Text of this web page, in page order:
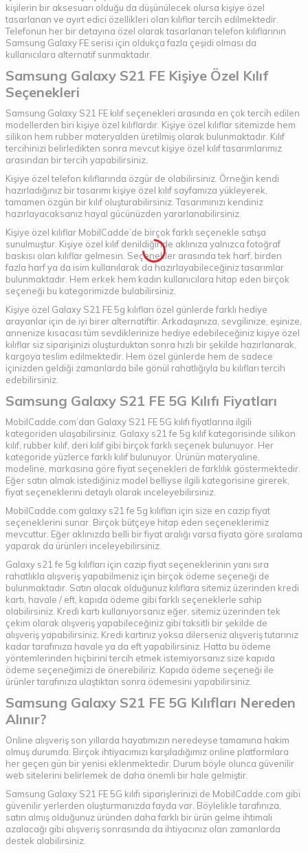
kişilerin bir aksesuarı olduğu da düşünülecek olursa kişiye özel
tasarlanan ve ayırt edici özellikleri olan kılıflar tercih edilmektedir.
Telefonun her bir detayına özel olarak tasarlanan telefon kılıflarının
Samsung Galaxy FE serisi için oldukça fazla çeşidi olması da
kullanıcılara alternatif sunmaktadır.
Samsung Galaxy S21 FE Kişiye Özel Kılıf
Seçenekleri
Samsung Galaxy S21 FE kılıf seçenekleri arasında en çok tercih edilen
modellerden biri kişiye özel kılıflardır. Kişiye özel kılıflar sitemizde hem
silikon hem rubber materyalden üretilmiş olarak bulunmaktadır. Kılıf
tercihinizi belirledikten sonra mevcut kişiye özel kılıf tasarımlarımız
arasından bir tercih yapabilirsiniz.
Kişiye özel telefon kılıflarında özgür de olabilirsiniz. Örneğin kendi
hazırladığınız bir tasarımı kişiye özel kılıf sayfamıza yükleyerek,
tamamen özgün bir kılıf oluşturabilirsiniz. Tasarımınızı kendiniz
hazırlayacaksanız hayal gücünüzden yararlanabilirsiniz.
Kişiye özel kılıflar MobilCadde’de birçok farklı seçenekle satışa
sunulmuştur. Kişiye özel kılıf denildiğinde aklınıza yalnızca fotoğraf
baskısı olan kılıflar gelmesin. Seçenekler arasında tek harf, birden
fazla harf ya da isim kullanılarak da hazırlayabileceğiniz tasarımlar
bulunmaktadır. Hem erkek hem kadın kullanıcılara hitap eden birçok
seçeneği bu kategorimizde bulabilirsiniz.
Kişiye özel Galaxy S21 FE 5g kılıfları özel günlerde farklı hediye
arayanlar için de iyi birer alternatiftir. Arkadaşınıza, sevgilinize, eşinize,
annenize kısacası tüm sevdiklerinize hediye edebileceğiniz kişiye özel
kılıflar siz siparişinizi oluşturduktan sonra hızlı bir şekilde hazırlanarak,
kargoya teslim edilmektedir. Hem özel günlerde hem de sadece
içinizden geldiği zamanlarda bile gönül rahatlığıyla bu kılıfları tercih
edebilirsiniz.
Samsung Galaxy S21 FE 5G Kılıfı Fiyatları
MobilCadde.com’dan Galaxy S21 FE 5G kılıfı fiyatlarına ilgili
kategoriden ulaşabilirsiniz. Galaxy s21 fe 5g kılıf kategorisinde silikon
kılıf, rubber kılıf, deri kılıf gibi birçok farklı seçenek bulunuyor. Her
kategoride yüzlerce farklı kılıf bulunuyor. Ürünün materyaline,
modeline, markasına göre fiyat seçenekleri de farklılık göstermektedir.
Eğer satın almak istediğiniz model belliyse ilgili kategorisine girerek,
fiyat seçeneklerini detaylı olarak inceleyebilirsiniz.
MobilCadde.com galaxy s21 fe 5g kılıfları için size en cazip fiyat
seçeneklerini sunar. Birçok bütçeye hitap eden seçeneklerimiz
mevcuttur. Eğer aklınızda belli bir fiyat aralığı varsa fiyata göre sıralama
yaparak da ürünleri inceleyebilirsiniz.
Galaxy s21 fe 5g kılıfları için cazip fiyat seçeneklerinin yanı sıra
rahatlıkla alışveriş yapabilmeniz için birçok ödeme seçeneği de
bulunmaktadır. Satın alacak olduğunuz kılıflara sitemiz üzerinden kredi
kartı, havale / eft, kapıda ödeme gibi farklı seçeneklerle sahip
olabilirsiniz. Kredi kartı kullanıyorsanız eğer, sitemiz üzerinden tek
çekim olarak alışveriş yapabileceğiniz gibi taksitli bir şekilde de
alışveriş yapabilirsiniz. Kredi kartınız yoksa dilerseniz alışveriş tutarınız
kadar tarafınıza havale ya da eft yapabilirsiniz. Hatta bu ödeme
yöntemlerinden hiçbirini tercih etmek istemiyorsanız size kapıda
ödeme seçeneğimizi de önerebiliriz. Kapıda ödeme seçeneği ile
ürünler tarafınıza ulaştıktan sonra ödemesini yapabilirsiniz.
Samsung Galaxy S21 FE 5G Kılıfları Nereden
Alınır?
Online alışveriş son yıllarda hayatımızın neredeyse tamamına hakim
olmuş durumda. Birçok ihtiyacımızı karşıladığımız online platformlara
her geçen gün bir yenisi eklenmektedir. Durum böyle olunca güvenilir
web sitelerini belirlemek de daha önemli bir hale gelmiştir.
Samsung Galaxy S21 FE 5G kılıfı siparişlerinizi de MobilCadde.com gibi
güvenilir yerlerden oluşturmanızda fayda var. Böylelikle tarafınıza,
satın almış olduğunuz üründen daha farklı bir ürün gelme ihtimali
azalacağı gibi alışveriş sonrasında da ihtiyacınız olan zamanlarda
destek alabilirsiniz.